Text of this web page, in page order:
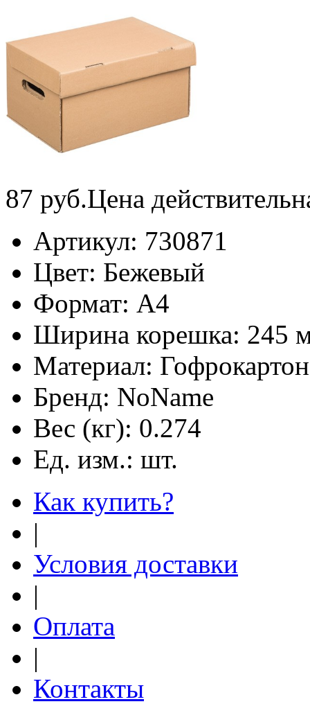
87 руб.Цена
Артикул: 730871
Цвет: Бежевый
Формат: А4
Ширина корешка: 245
Материал: Гофрокартон
Бренд: NoName
Вес (кг): 0.274
Ед. изм.: шт.
Как купить?
|
Условия доставки
|
Оплата
|
Контакты